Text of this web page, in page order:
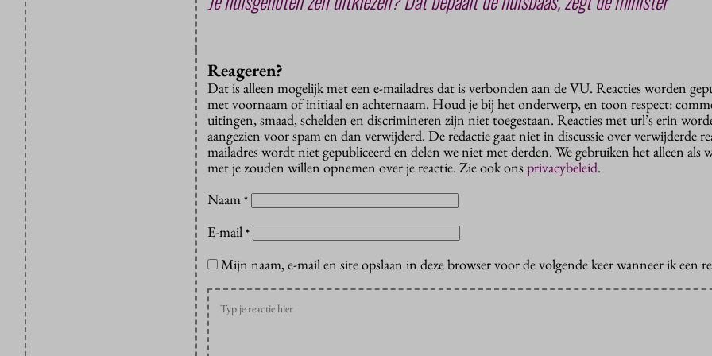
Reageren?
Dat is alleen mogelijk met een e-mailadres dat is verbonden aan de VU. Reacties worden
met voornaam of initiaal en achternaam. Houd je bij het onderwerp, en toon respect:
uitingen, smaad, schelden en discrimineren zijn niet toegestaan. Reacties met url’s erin
aangezien voor spam en dan verwijderd. De redactie gaat niet in discussie over verwijderde
mailadres wordt niet gepubliceerd en delen we niet met derden. We gebruiken het alleen als
met je zouden willen opnemen over je reactie. Zie ook onsprivacybeleid.
Naam *
E-mail *
Mijn naam, e-mail en site opslaan in deze browser voor de volgende keer wanneer ik een